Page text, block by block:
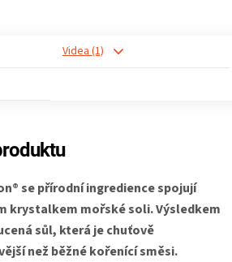
Videa (1)
se přírodní ingredience spojují
krystalkem mořské soli. Výsledkem
sůl, která je chuťově
než běžné kořenící směsi.